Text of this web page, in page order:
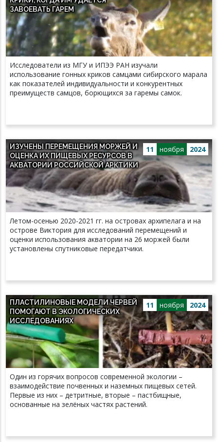
ЗАВОЕВАТЬ ГАРЕМ
Исследователи из МГУ и ИПЭЭ РАН изучали
использование гонных криков самцами сибирского марала
как показателей индивидуальности и конкурентных
преимуществ самцов, борющихся за гаремы самок.
11 ноября 2024
ИЗУЧЕНЫ ПЕРЕМЕЩЕНИЯ МОРЖЕЙ И
ОЦЕНКА ИХ ПИЩЕВЫХ РЕСУРСОВ В
АКВАТОРИИ РОССИЙСКОЙ АРКТИКИ
Летом-осенью 2020-2021 гг. на островах архипелага и на
острове Виктория для исследований перемещений и
оценки использования акватории на 26 моржей были
установлены спутниковые передатчики.
11 ноября 2024
ПЛАСТИЛИНОВЫЕ МОДЕЛИ ЧЕРВЕЙ
ПОМОГАЮТ В ЭКОЛОГИЧЕСКИХ
ИССЛЕДОВАНИЯХ
Один из горячих вопросов современной экологии –
взаимодействие почвенных и наземных пищевых сетей.
Первые из них – детритные, вторые – пастбищные,
основанные на зелёных частях растений.